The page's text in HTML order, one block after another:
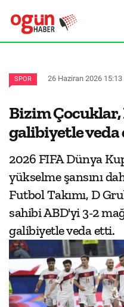
SPOR 26 Haziran 2026 15:13
Bizim Çocuklar,
galibiyetle
2026 FIFA Dünya
yükselme şansını
Futbol Takımı, D
sahibi ABD'yi 3-2
galibiyetle veda etti.